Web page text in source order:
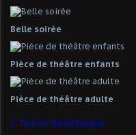
Belle soirée
Pièce de théâtre enfants
Pièce de théâtre adulte
Tournoi de pétanque